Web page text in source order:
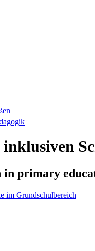
primary